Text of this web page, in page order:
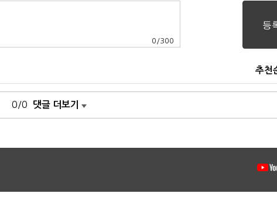
0 /300
추천
0/0 댓글 더보기